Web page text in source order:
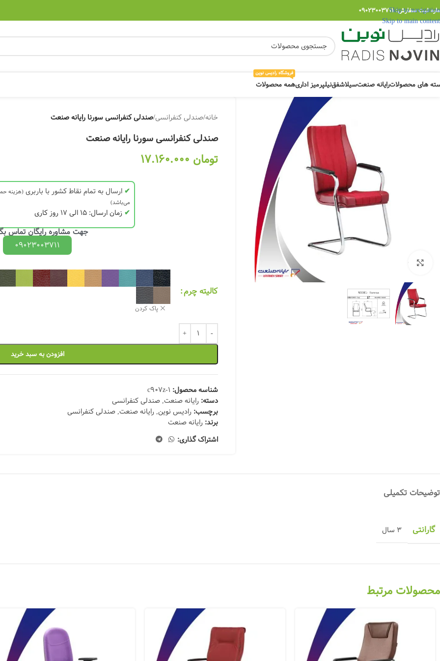
Skip to navigation
Skip to main content
ثبت سفارش: 09023003711
های محصولاترایانه صنعتسیلاشفقنیلپرمیز اداریهمه محصولات
فروشگاه رادیس نوین
خانه/صندلی کنفرانسی/صندلی کنفرانسی سورنا رایانه صنعت
صندلی کنفرانسی سورنا رایانه صنعت
تومان
✔ ارسال به تمام نقاط کشور با باربری(هزینه
می‌باشد)
✔ زمان ارسال: 15 الی 17 روز کاری
جهت مشاوره رایگان تماس
09023003711
کالیته چرم
پاک کردن
افزودن به سبد خرید
شناسه محصول: c907z-1
دسته: رایانه صنعت,صندلی کنفرانسی
برچسب: رادیس نوین,رایانه صنعت,صندلی کنفرانسی
برند:رایانه صنعت
اشتراک گذاری:
توضیحات تکمیلی
گارانتی 3 سال
محصولات مرتبط